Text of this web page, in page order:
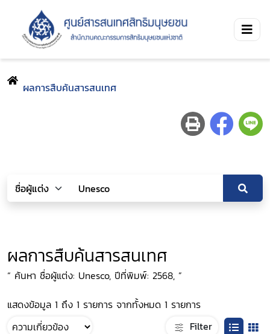
ผลการสืบค้นสารสนเทศ
ผลการสืบค้นสารสนเทศ
“ ค้นหา ชื่อผู้แต่ง: Unesco, ปีที่พิมพ์: 2568, ”
แสดงข้อมูล 1 ถึง 1 รายการ จากทั้งหมด 1 รายการ
Filter